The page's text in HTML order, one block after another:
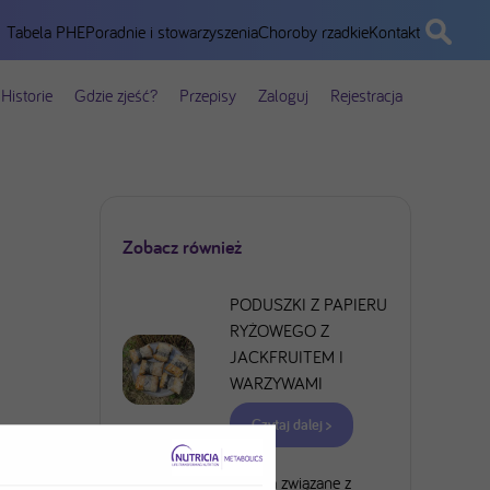
Tabela PHEPoradnie i stowarzyszeniaChoroby rzadkieKontakt
Gdzie zjeść? Przepisy Zaloguj Rejestracja
Zobacz również
PODUSZKI Z PAPIERU
RYŻOWEGO Z
JACKFRUITEM I
WARZYWAMI
Czytaj dalej >
Ryzyka związane z